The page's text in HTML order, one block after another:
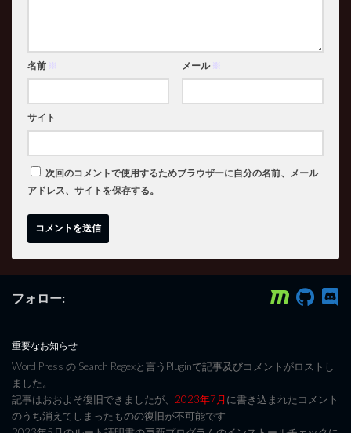
名前 ※ メール ※
サイト
次回のコメントで使用するためブラウザーに自分の名前、メール
アドレス、サイトを保存する。
フォロー:
重要なお知らせ
Word Press の Search Regexと言うPluginで記事及びコメントがロストし
ました。
記事はおおよそ復旧できましたが、 2023年7月に書き込まれたコメント
のうち消えてしまったものの復旧が不可能です